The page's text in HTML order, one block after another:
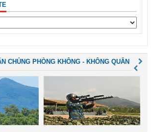
CHỦNG PHÒNG KHÔNG - KHÔNG QUÂN